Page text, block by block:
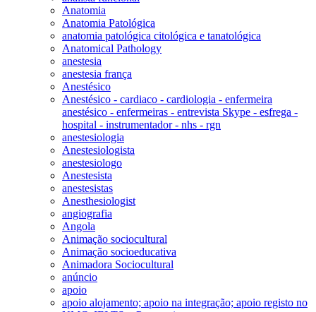
Anatomia
Anatomia Patológica
anatomia patológica citológica e tanatológica
Anatomical Pathology
anestesia
anestesia frança
Anestésico
Anestésico - cardiaco - cardiologia - enfermeira
anestésico - enfermeiras - entrevista Skype - esfrega -
hospital - instrumentador - nhs - rgn
anestesiologia
Anestesiologista
anestesiologo
Anestesista
anestesistas
Anesthesiologist
angiografia
Angola
Animação sociocultural
Animação socioeducativa
Animadora Sociocultural
anúncio
apoio
apoio alojamento; apoio na integração; apoio registo no